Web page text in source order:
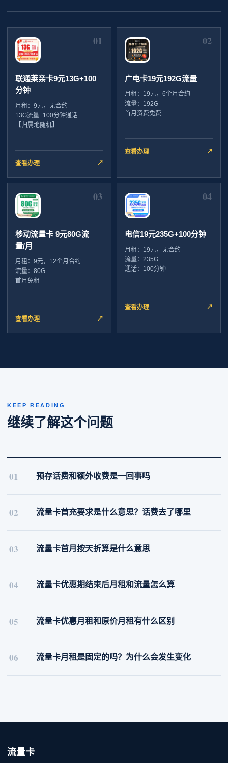
01
联通莱亲卡9元13G+100
分钟
月租：9元，无合约
13G流量+100分钟通话
【归属地随机】
查看办理 ↗
02
广电卡19元192G流量
月租：19元，6个月合约
流量：192G
首月资费免费
查看办理 ↗
03
移动流量卡 9元80G流
量/月
月租：9元，12个月合约
流量：80G
首月免租
查看办理 ↗
04
电信19元235G+100分钟
月租：19元，无合约
流量：235G
通话：100分钟
查看办理 ↗
KEEP READING
继续了解这个问题
01 预存话费和额外收费是一回事吗
02 流量卡首充要求是什么意思？话费去了哪里
03 流量卡首月按天折算是什么意思
04 流量卡优惠期结束后月租和流量怎么算
05 流量卡优惠月租和原价月租有什么区别
06 流量卡月租是固定的吗？为什么会发生变化
流量卡